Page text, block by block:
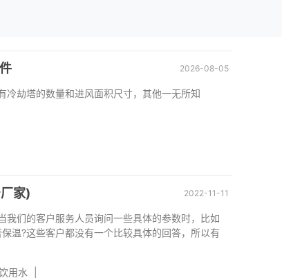
2026-08-05
冷劫塔的数量和进风面积尺寸，其他一无所知
家) 2022-11-11
们的客户服务人员询问一些具体的参数时，比如
温?这些客户都没有一个比较具体的回答，所以有
用水